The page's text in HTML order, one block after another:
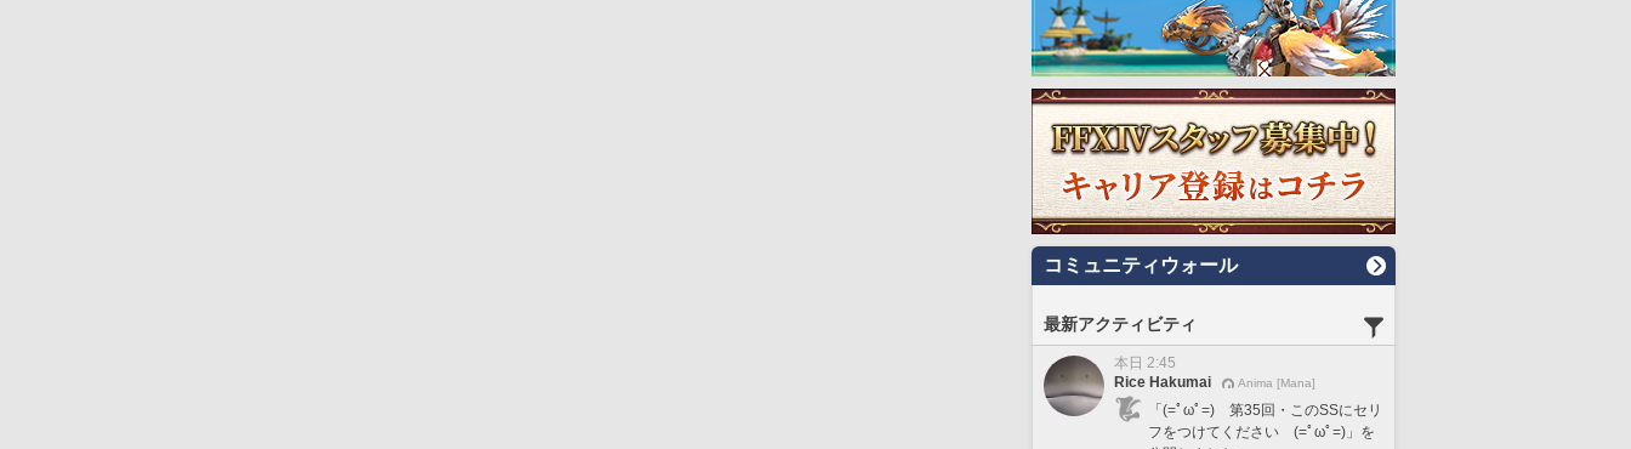
コミュニティウォール
最新アクティビティ
本日 2:45
Rice Hakumai
Anima [Mana]
「(=ﾟωﾟ=) 第35回・このSSにセリ
フをつけてください (=ﾟωﾟ=)」を